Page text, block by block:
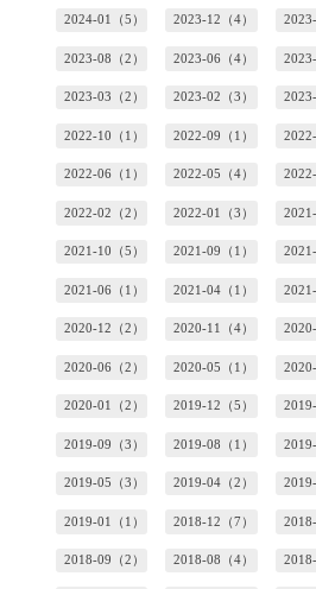
2024-01（5） 2023-12（4）
2023-08（2） 2023-06（4）
2023-03（2） 2023-02（3）
2022-10（1） 2022-09（1）
2022-06（1） 2022-05（4）
2022-02（2） 2022-01（3）
2021-10（5） 2021-09（1）
2021-06（1） 2021-04（1）
2020-12（2） 2020-11（4）
2020-06（2） 2020-05（1）
2020-01（2） 2019-12（5）
2019-09（3） 2019-08（1）
2019-05（3） 2019-04（2）
2019-01（1） 2018-12（7）
2018-09（2） 2018-08（4）